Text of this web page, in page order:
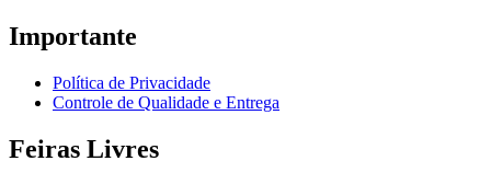
Importante
Política de Privacidade
Controle de Qualidade e Entrega
Feiras Livres